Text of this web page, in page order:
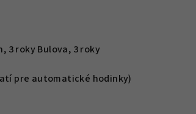
3 roky Bulova, 3 roky
pre automatické hodinky)